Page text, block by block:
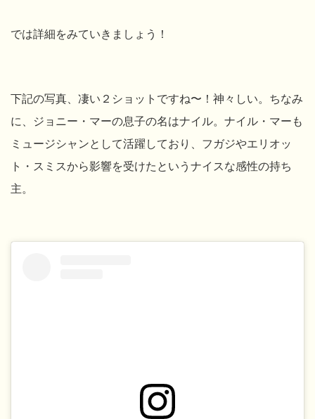
では詳細をみていきましょう！
下記の写真、凄い２ショットですね〜！神々しい。ちなみ
に、ジョニー・マーの息子の名はナイル。ナイル・マーも
ミュージシャンとして活躍しており、フガジやエリオッ
ト・スミスから影響を受けたというナイスな感性の持ち
主。